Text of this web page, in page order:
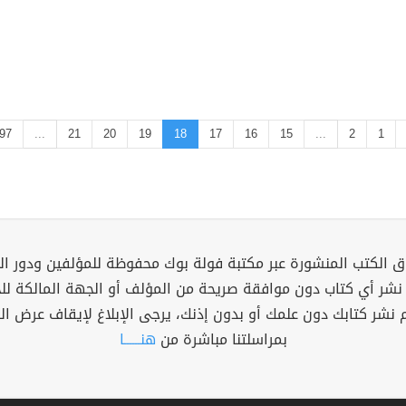
1
2
...
15
16
17
18
19
20
21
...
الكتب المنشورة عبر مكتبة فولة بوك محفوظة للمؤلفين ودور
نشر أي كتاب دون موافقة صريحة من المؤلف أو الجهة المالكة
نشر كتابك دون علمك أو بدون إذنك، يرجى الإبلاغ لإيقاف عرض
بمراسلتنا مباشرة من هنــــــا